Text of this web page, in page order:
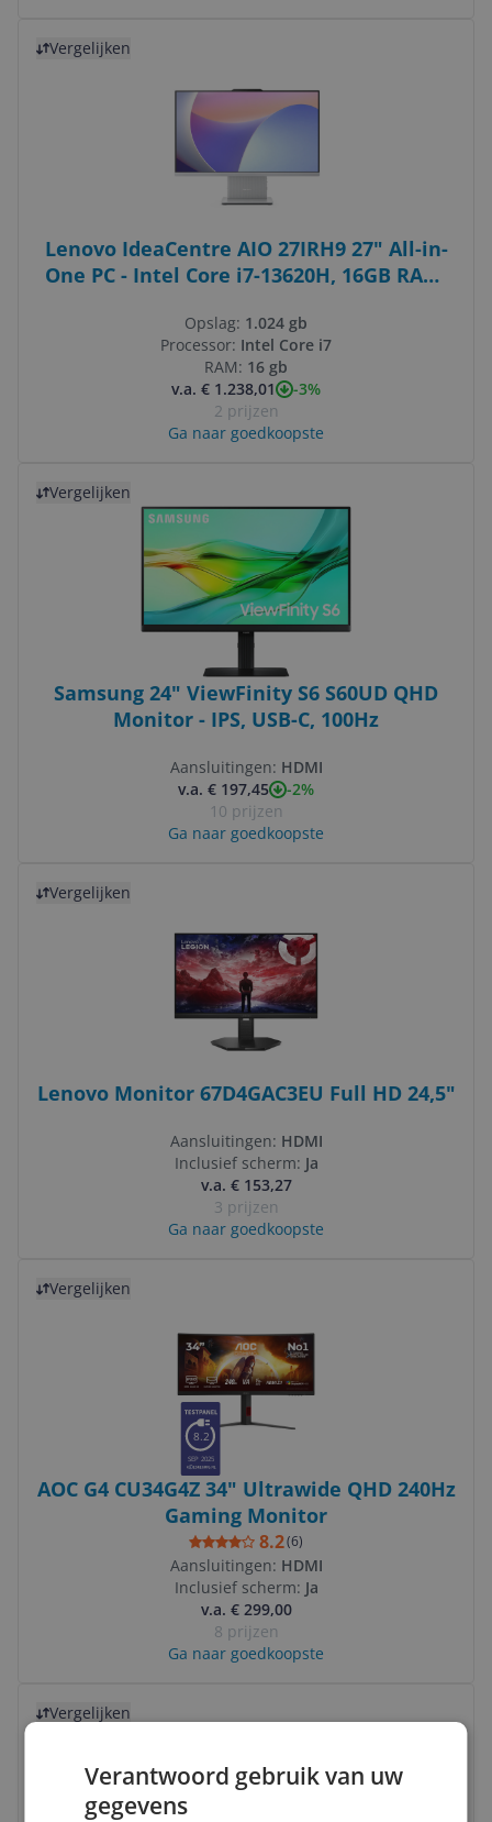
Vergelijken
Lenovo IdeaCentre AIO 27IRH9 27" All-in-
One PC - Intel Core i7-13620H, 16GB RAM,
Opslag: 1.024 gb
Processor: Intel Core i7
RAM: 16 gb
v.a. € 1.238,01
-3%
2 prijzen
Ga naar goedkoopste
Vergelijken
Samsung 24" ViewFinity S6 S60UD QHD
Monitor - IPS, USB-C, 100Hz
Aansluitingen: HDMI
v.a. € 197,45
-2%
10 prijzen
Ga naar goedkoopste
Vergelijken
Lenovo Monitor 67D4GAC3EU Full HD 24,5"
Aansluitingen: HDMI
Inclusief scherm: Ja
v.a. € 153,27
3 prijzen
Ga naar goedkoopste
Vergelijken
8.2
SEP 2025
AOC G4 CU34G4Z 34" Ultrawide QHD 240Hz
Gaming Monitor
8.2(6)
Aansluitingen: HDMI
Inclusief scherm: Ja
v.a. € 299,00
8 prijzen
Ga naar goedkoopste
Vergelijken
Verantwoord gebruik van uw
gegevens